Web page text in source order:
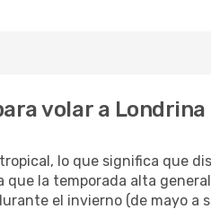
volar a Londrina
lo que significa que
la temporada alta
el invierno (de mayo a